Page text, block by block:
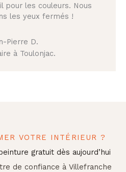
pour les couleurs. Nous
les yeux fermés !
Pierre D.
à Toulonjac.
VOTRE INTÉRIEUR ?
gratuit dès aujourd’hui
de confiance à Villefranche